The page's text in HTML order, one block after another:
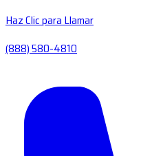
Haz Clic para Llamar
(888) 580-4810